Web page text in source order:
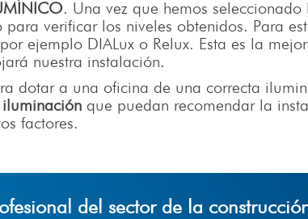
. Una vez que hemos
verificar los niveles obtenidos. Para
ejemplo DIALux o Relux. Esta es la
nuestra instalación.
dotar a una oficina de una correcta
iluminación que puedan recomendar la
factores.
del sector de la